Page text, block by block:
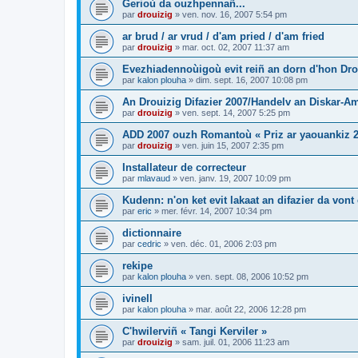
Gerioù da ouzhpennañ...
par drouizig » ven. nov. 16, 2007 5:54 pm
ar brud / ar vrud / d'am pried / d'am fried
par drouizig » mar. oct. 02, 2007 11:37 am
Evezhiadennoùigoù evit reiñ an dorn d'hon
par kalon plouha » dim. sept. 16, 2007 10:08 pm
An Drouizig Difazier 2007/Handelv an Diskar-
par drouizig » ven. sept. 14, 2007 5:25 pm
ADD 2007 ouzh Romantoù « Priz ar yaouankiz
par drouizig » ven. juin 15, 2007 2:35 pm
Installateur de correcteur
par mlavaud » ven. janv. 19, 2007 10:09 pm
Kudenn: n'on ket evit lakaat an difazier da vont
par eric » mer. févr. 14, 2007 10:34 pm
dictionnaire
par cedric » ven. déc. 01, 2006 2:03 pm
rekipe
par kalon plouha » ven. sept. 08, 2006 10:52 pm
ivinell
par kalon plouha » mar. août 22, 2006 12:28 pm
C'hwilerviñ « Tangi Kerviler »
par drouizig » sam. juil. 01, 2006 11:23 am